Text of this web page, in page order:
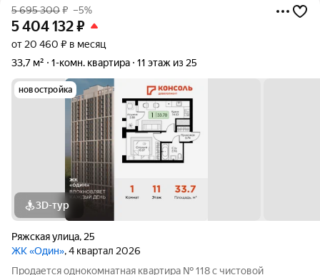
5 695 300₽ –5%
5 404 132₽
от 20 460 ₽ в месяц
33,7 м²
1-комн. квартира 11 этаж из 25
новостройка
3D-тур
Ряжская улица, 25
ЖК «Один», 4 квартал 2026
Продается однокомнатная квартира № 118 с чистовой